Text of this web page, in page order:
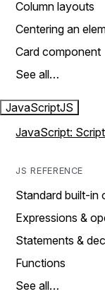
Column layouts
Centering an
Card component
See all…
JavaScriptJS
JavaScript:
JS REFERENCE
Standard built-in
Expressions &
Statements &
Functions
See all…